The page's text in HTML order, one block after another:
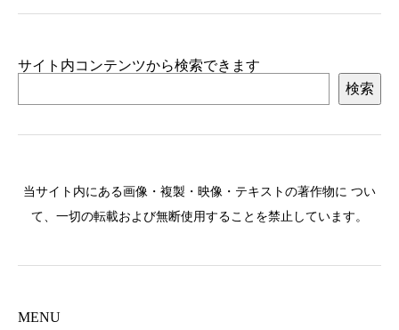
サイト内コンテンツから検索できます
検索
当サイト内にある画像・複製・映像・テキストの著作物に つい
て、一切の転載および無断使用することを禁止しています。
MENU